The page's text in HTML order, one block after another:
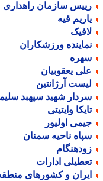
سازمان راهداری
قیه
ورزشکاران
یعقوبیان
آرژانتین
شهید سپهبد سلیمانی
وایتیتی
اولیور
ناحیه سمنان
ادارات
و کشورهای منطقه